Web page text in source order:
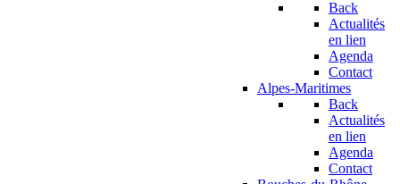
Back
Actualités
en lien
Agenda
Contact
Alpes-Maritimes
Back
Actualités
en lien
Agenda
Contact